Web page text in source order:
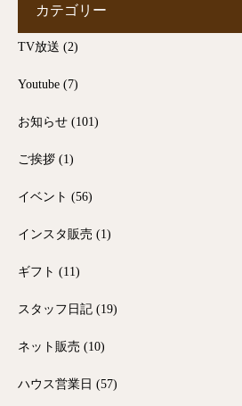
カテゴリー
TV放送 (2)
Youtube (7)
お知らせ (101)
ご挨拶 (1)
イベント (56)
インスタ販売 (1)
ギフト (11)
スタッフ日記 (19)
ネット販売 (10)
ハウス営業日 (57)